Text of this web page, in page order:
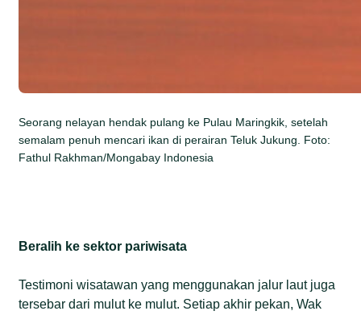
Seorang nelayan hendak pulang ke Pulau Maringkik, setelah
semalam penuh mencari ikan di perairan Teluk Jukung. Foto:
Fathul Rakhman/Mongabay Indonesia
Beralih ke sektor pariwisata
Testimoni wisatawan yang menggunakan jalur laut juga
tersebar dari mulut ke mulut. Setiap akhir pekan, Wak